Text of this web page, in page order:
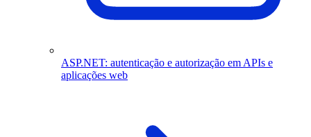
ASP.NET: autenticação e autorização em APIs e
aplicações web